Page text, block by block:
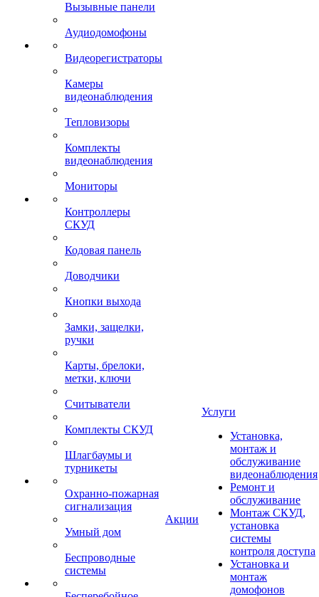
Вызывные панели
Аудиодомофоны
Видеорегистраторы
Камеры
видеонаблюдения
Тепловизоры
Комплекты
видеонаблюдения
Мониторы
Контроллеры
СКУД
Кодовая панель
Доводчики
Кнопки выхода
Замки, защелки,
ручки
Карты, брелоки,
метки, ключи
Считыватели
Комплекты СКУД
Шлагбаумы и
турникеты
Охранно-пожарная
сигнализация
Умный дом
Беспроводные
системы
Акции
Услуги
Установка,
монтаж и
обслуживание
видеонаблюдения
Ремонт и
обслуживание
Монтаж СКУД,
установка
системы
контроля доступа
Установка и
монтаж
домофонов